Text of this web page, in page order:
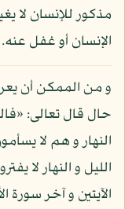
مذكور للإنسان لا
الإنسان أو غفل عنه.
و من الممكن أن
حال قال تعالى:
الآيتين و آخر سورة